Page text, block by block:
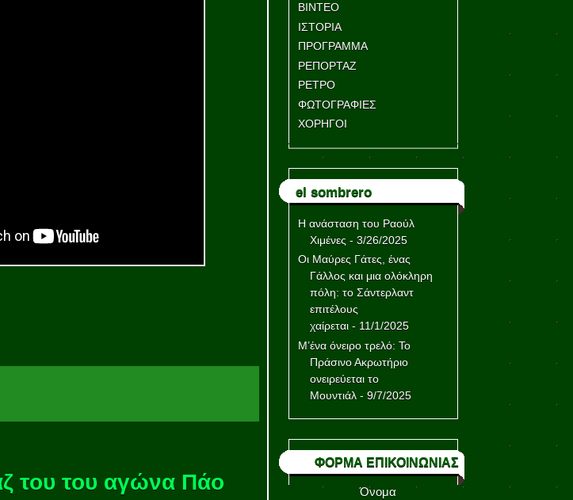
του του αγώνα Πάο
ΒΙΝΤΕΟ
ΙΣΤΟΡΙΑ
ΠΡΟΓΡΑΜΜΑ
ΡΕΠΟΡΤΑΖ
ΡΕΤΡΟ
ΦΩΤΟΓΡΑΦΙΕΣ
ΧΟΡΗΓΟΙ
el sombrero
Η ανάσταση του Ραούλ
Χιμένες - 3/26/2025
Οι Μαύρες Γάτες, ένας
Γάλλος και μια ολόκληρη
πόλη: το Σάντερλαντ
επιτέλους
χαίρεται- 11/1/2025
Μ’ένα όνειρο τρελό: Το
Πράσινο Ακρωτήριο
ονειρεύεται το
Μουντιάλ- 9/7/2025
ΦΟΡΜΑ ΕΠΙΚΟΙΝΩΝΙΑΣ
Όνομα